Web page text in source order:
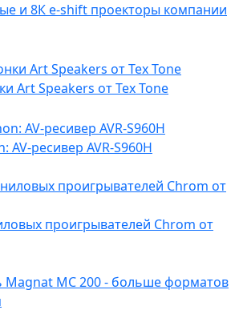
и 8К e-shift проекторы компании
Art Speakers от Tex Tone
AV-ресивер AVR-S960H
проигрывателей Chrom от